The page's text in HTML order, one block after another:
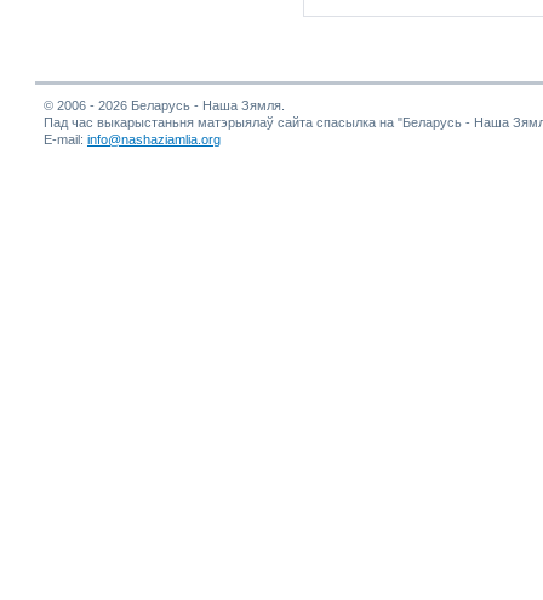
© 2006 - 2026 Беларусь - Наша Зямля.
Пад час выкарыстаньня матэрыялаў сайта спасылка на "Беларусь - Наша
E-mail: info@nashaziamlia.org